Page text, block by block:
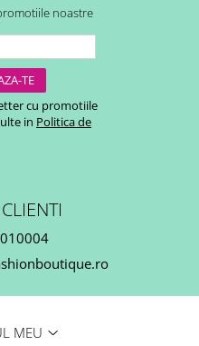
noastre
cu promotiile
in Politica de
MEU